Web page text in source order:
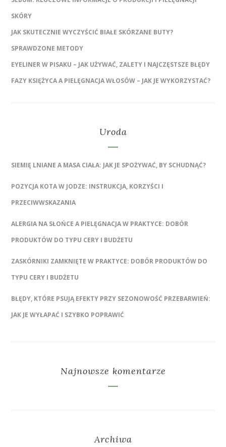
SKÓRY
JAK SKUTECZNIE WYCZYŚCIĆ BIAŁE SKÓRZANE BUTY?
SPRAWDZONE METODY
EYELINER W PISAKU – JAK UŻYWAĆ, ZALETY I NAJCZĘSTSZE BŁĘDY
FAZY KSIĘŻYCA A PIELĘGNACJA WŁOSÓW – JAK JE WYKORZYSTAĆ?
Uroda
SIEMIĘ LNIANE A MASA CIAŁA: JAK JE SPOŻYWAĆ, BY SCHUDNĄĆ?
POZYCJA KOTA W JODZE: INSTRUKCJA, KORZYŚCI I
PRZECIWWSKAZANIA
ALERGIA NA SŁOŃCE A PIELĘGNACJA W PRAKTYCE: DOBÓR
PRODUKTÓW DO TYPU CERY I BUDŻETU
ZASKÓRNIKI ZAMKNIĘTE W PRAKTYCE: DOBÓR PRODUKTÓW DO
TYPU CERY I BUDŻETU
BŁĘDY, KTÓRE PSUJĄ EFEKTY PRZY SEZONOWOŚĆ PRZEBARWIEŃ:
JAK JE WYŁAPAĆ I SZYBKO POPRAWIĆ
Najnowsze komentarze
Archiwa